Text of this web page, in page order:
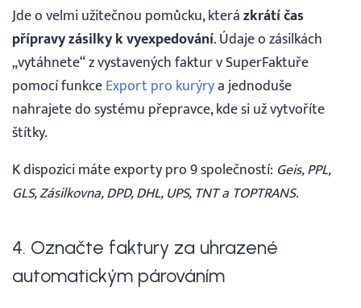
Jde o velmi užitečnou pomůcku, kterázkrátí čas
přípravy zásilky k vyexpedování. Údaje o zásilkách
„vytáhnete“ z vystavených faktur v SuperFaktuře
pomocí funkceExport pro kurýrya jednoduše
nahrajete do systému přepravce, kde si už vytvoříte
štítky.
K dispozici máte exporty pro 9 společností: Geis, PPL,
GLS, Zásilkovna, DPD, DHL, UPS, TNT a TOPTRANS.
4. Označte faktury za uhrazené
automatickým párováním